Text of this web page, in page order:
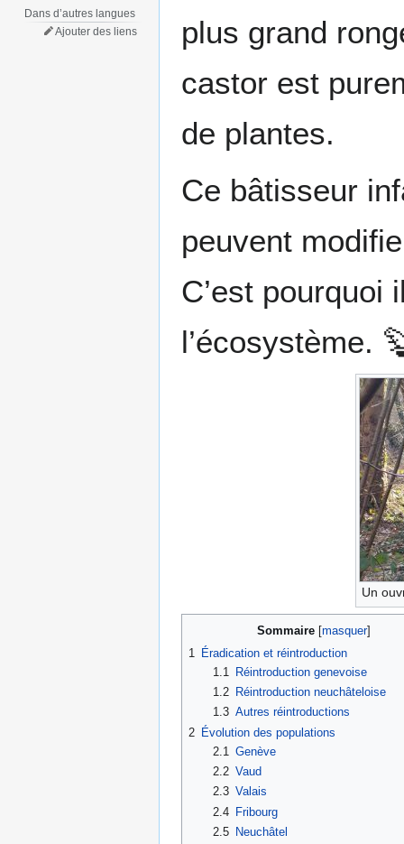
plus grand
castor est
de plantes.
Ce bâtisseur
peuvent
C’est pourquoi
l’écosystème.
Un
Sommaire
1
Éradication et réintroduction
1.1
Réintroduction genevoise
1.2
Réintroduction neuchâteloise
1.3 Autres réintroductions
2 Évolution des populations
2.1 Genève
2.2 Vaud
2.3 Valais
2.4 Fribourg
2.5
Neuchâtel
Dans d’autres langues
Ajouter des liens